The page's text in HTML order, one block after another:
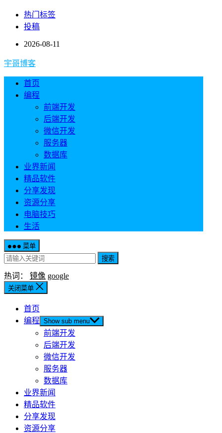
热门标签
投稿
2026-08-11
宇哥博客
首页
编程
前端开发
后端开发
微信开发
服务器
数据库
业界新闻
精品软件
分享发现
资源分享
电脑技巧
生活
菜单
搜索
热词： 镜像 google
关闭菜单
首页
编程 Show sub menu
前端开发
后端开发
微信开发
服务器
数据库
业界新闻
精品软件
分享发现
资源分享